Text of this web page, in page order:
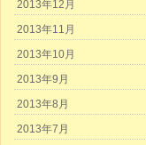
2013年12月
2013年11月
2013年10月
2013年9月
2013年8月
2013年7月